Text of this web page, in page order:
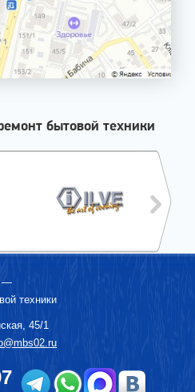
бытовой техники
—
техники
45/1